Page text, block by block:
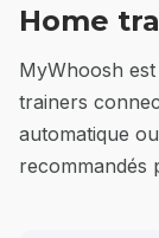
Home
MyWhoosh
trainers
automatique
recommandés